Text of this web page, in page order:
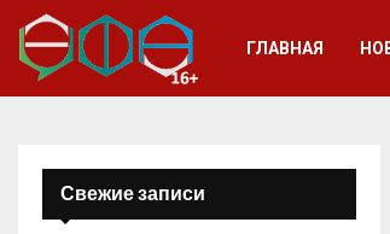
ГЛАВНАЯ
Свежие записи